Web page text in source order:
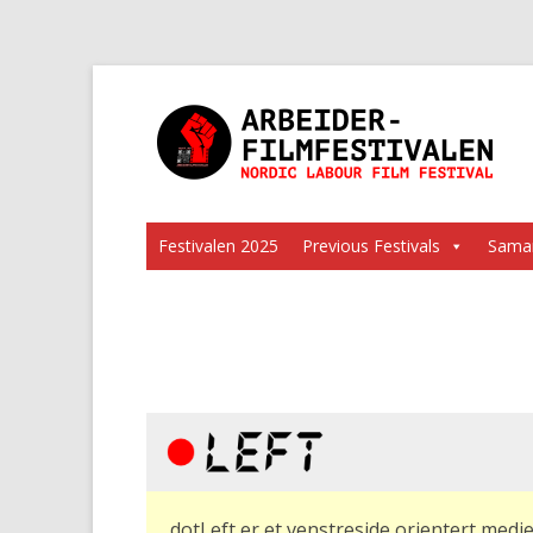
Festivalen 2025 Previous Festivals